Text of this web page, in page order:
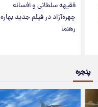
فقیهه سلطانی و افسانه
چهره‌آزاد در فیلم جدید بهاره
رهنما
پنجره